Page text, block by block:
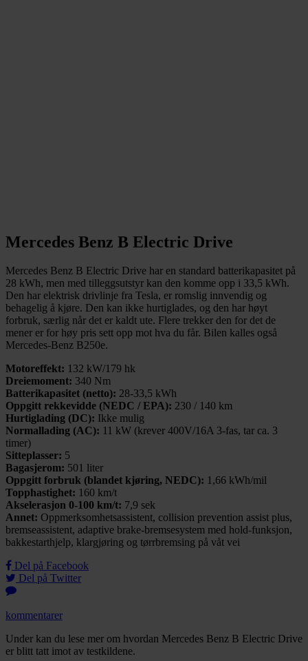
Mercedes Benz B Electric Drive
Mercedes Benz B Electric Drive har en standard batterikapasitet på
28 kWh, men med tilleggsutstyr kan den komme opp i 33,5 kWh.
Den har elektrisk drivlinje fra Tesla, er romslig innvendig og
behagelig å kjøre. Den kan ikke hurtiglades, og den har høyt
forbruk, særlig når det er kaldt ute. Flere trekker den for det de
mener er for høy pris sett opp mot hva du får. Bilen kalles også
Mercedes-Benz B250e.
Motoreffekt: 132 kW/179 hk
Dreiemoment: 340 Nm
Batterikapasitet (netto): 28-33,5 kWh
Oppgitt rekkevidde (NEDC / EPA): 230 / 140 km
Hurtiglading (DC): Ikke mulig
Normallading (AC): 11 kW (krever 400V/16A 3-fas, tar ca. 3
timer)
Sitteplasser: 5
Bagasjerom: 501 liter
Oppgitt forbruk (blandet kjøring, NEDC): 1,66 kWh/mil
Topphastighet: 160 km/t
Akselerasjon 0-100 km/t: 7,9 sek
Annet: Oppmerksomhetsassistent, collision prevention assist plus,
bremseassistent, adaptive brake-bremsesystem med hold-funksjon,
bakkestarthjelp, klargjøring og tørrbremsing på våt vei
Del på Facebook
Del på Twitter
kommentarer
Under kan du lese mer om hvordan Mercedes Benz B Electric Drive
er blitt tatt imot av testkildene.